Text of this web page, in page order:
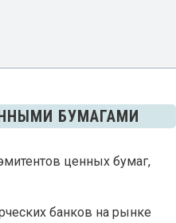
БУМАГАМИ
ценных бумаг,
банков на рынке